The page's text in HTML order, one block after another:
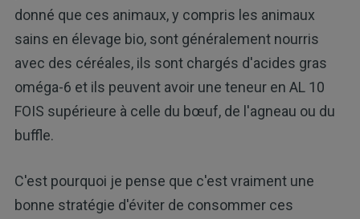
donné que ces animaux, y compris les animaux
sains en élevage bio, sont généralement nourris
avec des céréales, ils sont chargés d'acides gras
oméga-6 et ils peuvent avoir une teneur en AL 10
FOIS supérieure à celle du bœuf, de l'agneau ou du
buffle.
C'est pourquoi je pense que c'est vraiment une
bonne stratégie d'éviter de consommer ces